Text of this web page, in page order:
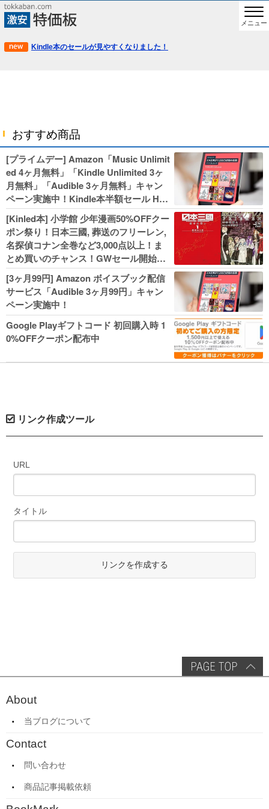
メニュー
Kindle本のセールが見やすくなりました！
おすすめ商品
[プライムデー] Amazon「Music Unlimit
ed 4ヶ月無料」「Kindle Unlimited 3ヶ
月無料」「Audible 3ヶ月無料」キャン
ペーン実施中！Kindle本半額セール HU
NTER×HUNTERなど集英社、無職転生,
幼女戦記などKADOKAWA、キャプテン
翼100円セールも！
[Kinled本] 小学館 少年漫画50%OFFクー
ポン祭り！日本三國, 葬送のフリーレン,
名探偵コナン全巻など3,000点以上！ま
とめ買いのチャンス！GWセール開始！
人気コミック多数 カドカワ祭やIT関連本
がセールに！
[3ヶ月99円] Amazon ボイスブック配信
サービス「Audible 3ヶ月99円」キャン
ペーン実施中！
Google Playギフトコード 初回購入時 1
0%OFFクーポン配布中
リンク作成ツール
URL
タイトル
リンクを作成する
About
当ブログについて
Contact
問い合わせ
商品記事掲載依頼